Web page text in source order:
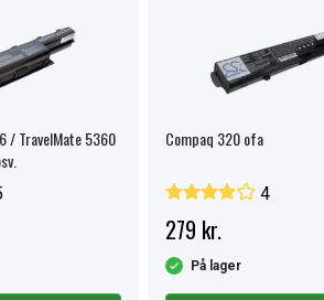
/ TravelMate 5360
Compaq 320 ofa
4
279 kr.
På lager